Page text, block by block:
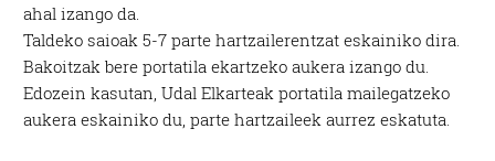
ahal izango da.
Taldeko saioak 5-7 parte hartzailerentzat eskainiko dira.
Bakoitzak bere portatila ekartzeko aukera izango du.
Edozein kasutan, Udal Elkarteak portatila mailegatzeko
aukera eskainiko du, parte hartzaileek aurrez eskatuta.